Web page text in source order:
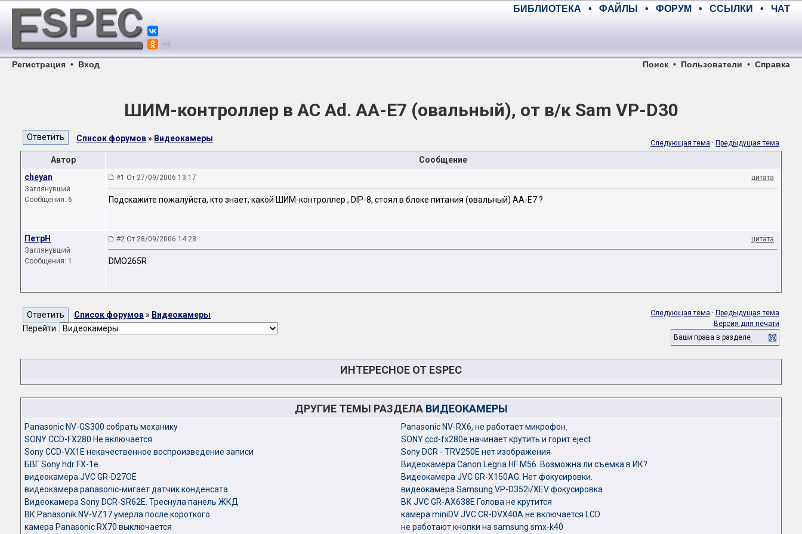
БИБЛИОТЕКА • ФАЙЛЫ • ФОРУМ • ССЫЛКИ • ЧАТ
Регистрация • Вход Поиск • Пользователи • Справка
ШИМ-контроллер в AC Ad. AA-E7 (овальный), от в/к Sam VP-D30
Список форумов » Видеокамеры Следующая тема · Предыдущая тема
Автор
Сообщение
cheyan
Заглянувший
Сообщения: 6
#1 От 27/09/2006 13:17 цитата
Подскажите пожалуйста, кто знает, какой ШИМ-контроллер , DIP-8, стоял в блоке питания (овальный) AA-E7 ?
ПетрН
Заглянувший
Сообщения: 1
#2 От 28/09/2006 14:28 цитата
DMO265R
Список форумов » Видеокамеры
Перейти:
Следующая тема · Предыдущая тема
Версия для печати
Ваши права в разделе
ИНТЕРЕСНОЕ ОТ ESPEC
ДРУГИЕ ТЕМЫ РАЗДЕЛА ВИДЕОКАМЕРЫ
Panasonic NV-GS300 собрать механику
Panasonic NV-RX6, не работает микрофон.
SONY CCD-FX280 Не включается
SONY ccd-fx280e начинает крутить и горит eject
Sony CCD-VX1E некачественное воспроизведение записи
Sony DCR - TRV250E нет изображения
БВГ Sony hdr FX-1e
Видеокамера Canon Legria HF M56. Возможна ли съемка в ИК?
видеокамера JVC GR-D27OE
Видеокамера JVC GR-X150AG. Нет фокусировки.
видеокамера panasonic-мигает датчик конденсата
видеокамера Samsung VP-D352i/XEV фокусировка
Видеокамера Sony DCR-SR62E. Треснула панель ЖКД
ВК JVC GR-AX638E Голова не крутится
ВК Panasonik NV-VZ17 умерла после короткого
камера miniDV JVC CR-DVX40A не включается LCD
камера Panasonic RX70 выключается
не работают кнопки на samsung smx-k40